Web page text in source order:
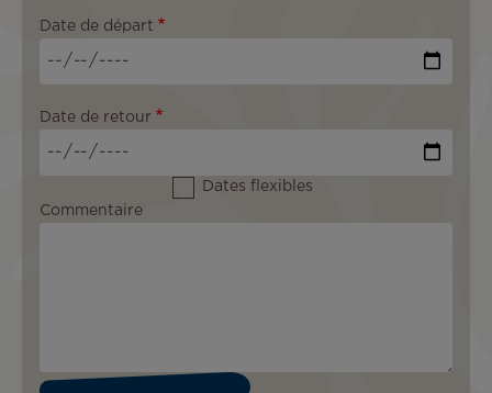
Date de départ
Date de retour
Dates flexibles
Commentaire